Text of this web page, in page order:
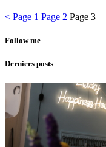
< Page 1 Page 2 Page 3
Follow me
Derniers posts